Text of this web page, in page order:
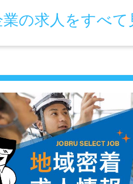
あり） 急募【業務
業の求人をすべて